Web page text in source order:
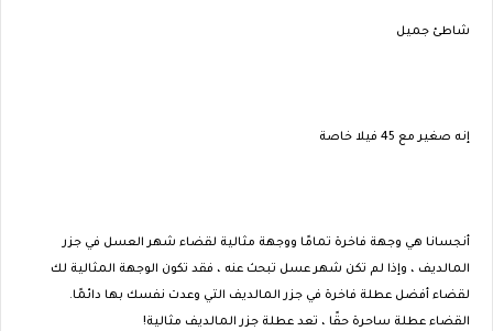
شاطئ جميل
إنه صغير مع 45 فيلا خاصة
أنجسانا هي وجهة فاخرة تمامًا ووجهة مثالية لقضاء شهر العسل في جزر
المالديف ، وإذا لم تكن شهر عسل تبحث عنه ، فقد تكون الوجهة المثالية لك
لقضاء أفضل عطلة فاخرة في جزر المالديف التي وعدت نفسك بها دائمًا.
القضاء عطلة ساحرة حقًا ، تعد عطلة جزر المالديف مثالية!